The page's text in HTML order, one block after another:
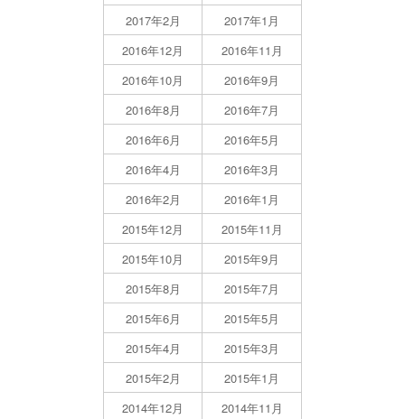
2017年2月
2017年1月
2016年12月
2016年11月
2016年10月
2016年9月
2016年8月
2016年7月
2016年6月
2016年5月
2016年4月
2016年3月
2016年2月
2016年1月
2015年12月
2015年11月
2015年10月
2015年9月
2015年8月
2015年7月
2015年6月
2015年5月
2015年4月
2015年3月
2015年2月
2015年1月
2014年12月
2014年11月